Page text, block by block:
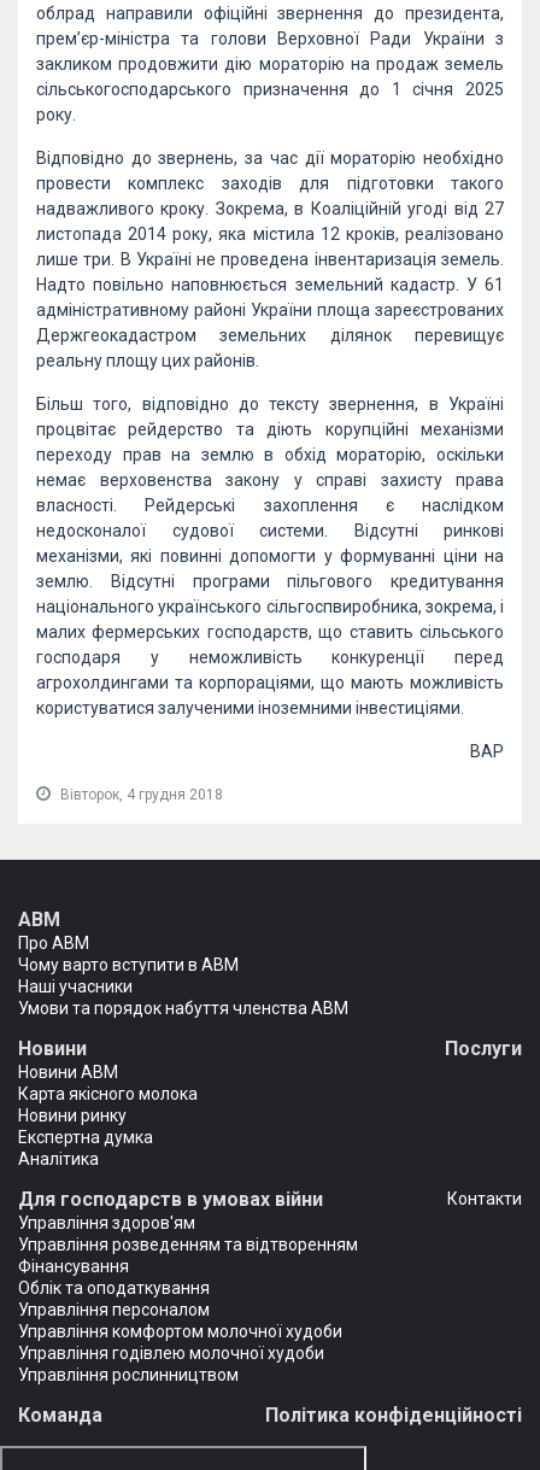
облрад направили офіційні звернення до президента,
прем’єр-міністра та голови Верховної Ради України з
закликом продовжити дію мораторію на продаж земель
сільськогосподарського призначення до 1 січня 2025
року.
Відповідно до звернень, за час дії мораторію необхідно
провести комплекс заходів для підготовки такого
надважливого кроку. Зокрема, в Коаліційній угоді від 27
листопада 2014 року, яка містила 12 кроків, реалізовано
лише три. В Україні не проведена інвентаризація земель.
Надто повільно наповнюється земельний кадастр. У 61
адміністративному районі України площа зареєстрованих
Держгеокадастром земельних ділянок перевищує
реальну площу цих районів.
Більш того, відповідно до тексту звернення, в Україні
процвітає рейдерство та діють корупційні механізми
переходу прав на землю в обхід мораторію, оскільки
немає верховенства закону у справі захисту права
власності. Рейдерські захоплення є наслідком
недосконалої судової системи. Відсутні ринкові
механізми, які повинні допомогти у формуванні ціни на
землю. Відсутні програми пільгового кредитування
національного українського сільгоспвиробника, зокрема, і
малих фермерських господарств, що ставить сільського
господаря у неможливість конкуренції перед
агрохолдингами та корпораціями, що мають можливість
користуватися залученими іноземними інвестиціями.
ВАР
Вівторок, 4 грудня 2018
АВМ
Про АВМ
Чому варто вступити в АВМ
Наші учасники
Умови та порядок набуття членства АВМ
Новини
Новини АВМ
Карта якісного молока
Новини ринку
Експертна думка
Аналітика
Послуги
Для господарств в умовах війни
Управління здоров'ям
Управління розведенням та відтворенням
Фінансування
Облік та оподаткування
Управління персоналом
Управління комфортом молочної худоби
Управління годівлею молочної худоби
Управління рослинництвом
Контакти
Команда Політика конфіденційності